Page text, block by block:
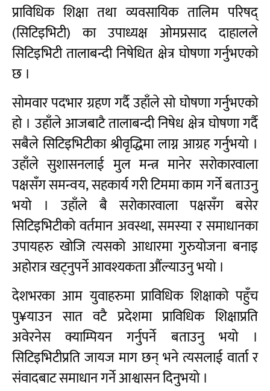
प्राविधिक शिक्षा तथा व्यवसायिक तालिम परिषद्
(सिटिइभिटी) का उपाध्यक्ष ओमप्रसाद दाहालले
सिटिइभिटी तालाबन्दी निषेधित क्षेत्र घोषणा गर्नुभएको
छ ।
सोमवार पदभार ग्रहण गर्दै उहाँले सो घोषणा गर्नुभएको
हो । उहाँले आजबाटै तालाबन्दी निषेध क्षेत्र घोषणा गर्दै
सबैले सिटिइभिटीका श्रीवृद्धिमा लाग्न आग्रह गर्नुभयो ।
उहाँले सुशासनलाई मुल मन्त्र मानेर सरोकारवाला
पक्षसँग समन्वय, सहकार्य गरी टिममा काम गर्ने बताउनु
भयो । उहाँले बै सरोकारवाला पक्षसँग बसेर
सिटिइभिटीको वर्तमान अवस्था, समस्या र समाधानका
उपायहरु खोजि त्यसको आधारमा गुरुयोजना बनाइ
अहोरात्र खट्नुपर्ने आवश्यकता औंल्याउनु भयो ।
देशभरका आम युवाहरुमा प्राविधिक शिक्षाको पहुँच
पु¥याउन सात वटै प्रदेशमा प्राविधिक शिक्षाप्रति
अवेरनेस क्याम्पियन गर्नुपर्ने बताउनु भयो ।
सिटिइभिटीप्रति जायज माग छन् भने त्यसलाई वार्ता र
संवादबाट समाधान गर्ने आश्वासन दिनुभयो ।